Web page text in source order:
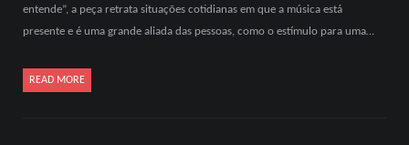
entende”, a peça retrata situações cotidianas em que a música está
presente e é uma grande aliada das pessoas, como o estímulo para uma…
READ MORE